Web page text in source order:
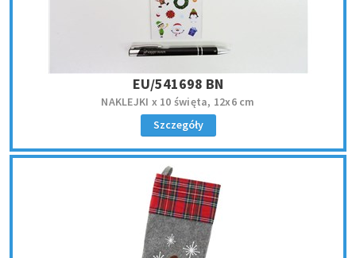
EU/541698 BN
NAKLEJKI x 10 święta, 12x6 cm
Szczegóły